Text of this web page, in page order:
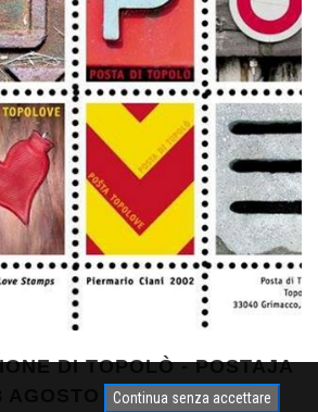
DI TOPOLÒ - POSTAJA
AGOSTO - 13 SETTEMBRE
Continua senza accettare